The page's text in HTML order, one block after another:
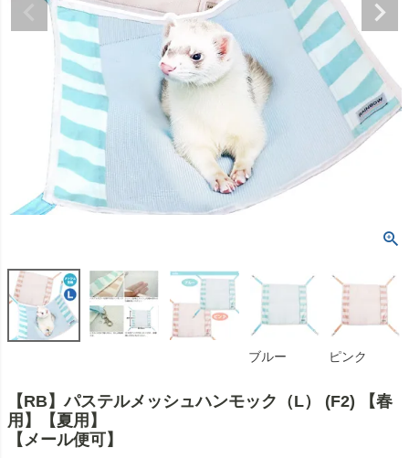
ブルー ピンク
【RB】パステルメッシュハンモック（L） (F2) 【春
用】【夏用】
【メール便可】